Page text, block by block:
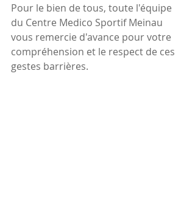
Pour le bien de tous, toute l'équipe
du Centre Medico Sportif Meinau
vous remercie d'avance pour votre
compréhension et le respect de ces
gestes barrières.